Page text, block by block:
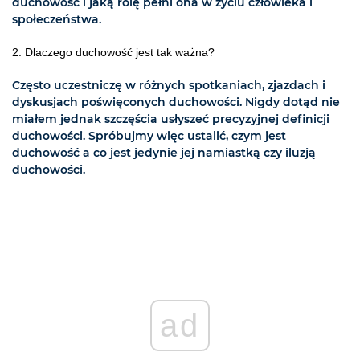
społeczeństwa.
2. Dlaczego duchowość jest tak ważna?
Często uczestniczę w różnych spotkaniach, zjazdach i
dyskusjach poświęconych duchowości. Nigdy dotąd nie
miałem jednak szczęścia usłyszeć precyzyjnej definicji
duchowości. Spróbujmy więc ustalić, czym jest
duchowość a co jest jedynie jej namiastką czy iluzją
duchowości.
ad